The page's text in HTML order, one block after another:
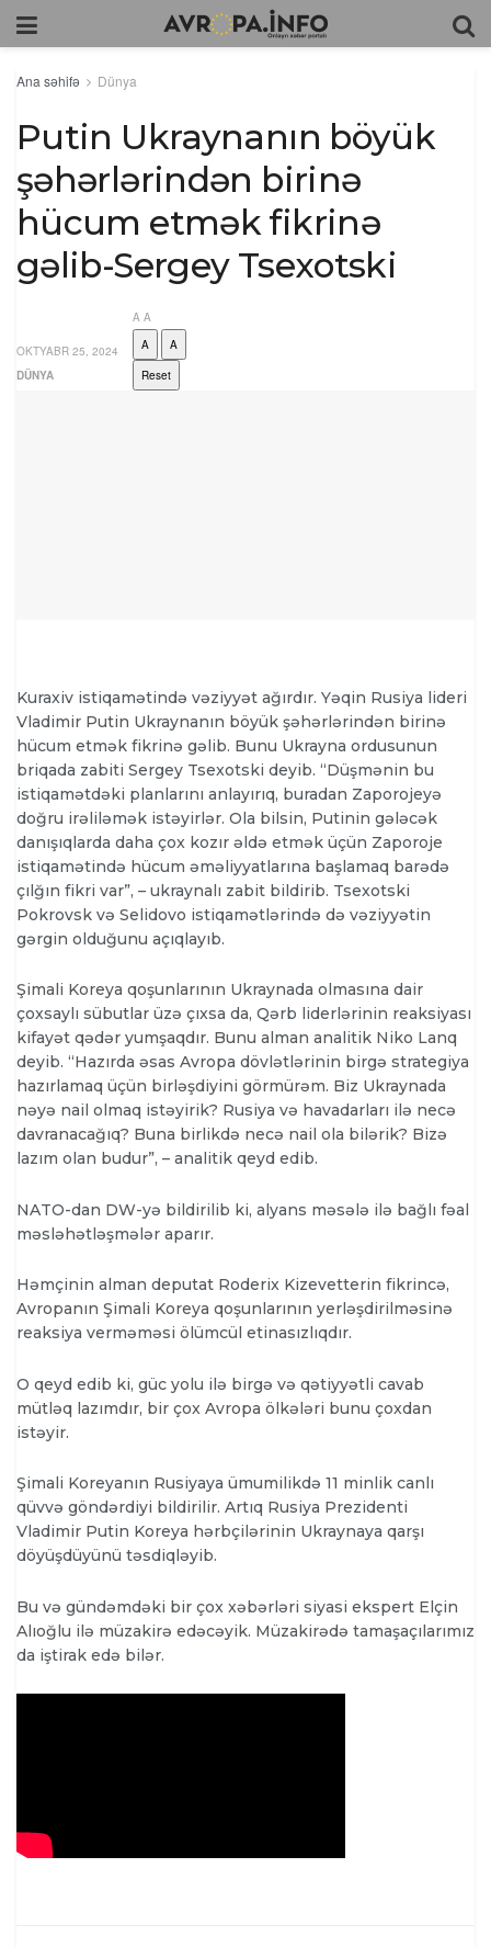
Ana səhifə Dünya
Putin Ukraynanın böyük
şəhərlərindən birinə
hücum etmək fikrinə
gəlib-Sergey Tsexotski
OKTYABR 25, 2024
DÜNYA
A A
A
A
Reset
Kuraxiv istiqamətində vəziyyət ağırdır. Yəqin Rusiya lideri
Vladimir Putin Ukraynanın böyük şəhərlərindən birinə
hücum etmək fikrinə gəlib. Bunu Ukrayna ordusunun
briqada zabiti Sergey Tsexotski deyib. “Düşmənin bu
istiqamətdəki planlarını anlayırıq, buradan Zaporojeyə
doğru irəliləmək istəyirlər. Ola bilsin, Putinin gələcək
danışıqlarda daha çox kozır əldə etmək üçün Zaporoje
istiqamətində hücum əməliyyatlarına başlamaq barədə
çılğın fikri var”, – ukraynalı zabit bildirib. Tsexotski
Pokrovsk və Selidovo istiqamətlərində də vəziyyətin
gərgin olduğunu açıqlayıb.
Şimali Koreya qoşunlarının Ukraynada olmasına dair
çoxsaylı sübutlar üzə çıxsa da, Qərb liderlərinin reaksiyası
kifayət qədər yumşaqdır. Bunu alman analitik Niko Lanq
deyib. “Hazırda əsas Avropa dövlətlərinin birgə strategiya
hazırlamaq üçün birləşdiyini görmürəm. Biz Ukraynada
nəyə nail olmaq istəyirik? Rusiya və havadarları ilə necə
davranacağıq? Buna birlikdə necə nail ola bilərik? Bizə
lazım olan budur”, – analitik qeyd edib.
NATO-dan DW-yə bildirilib ki, alyans məsələ ilə bağlı fəal
məsləhətləşmələr aparır.
Həmçinin alman deputat Roderix Kizevetterin fikrincə,
Avropanın Şimali Koreya qoşunlarının yerləşdirilməsinə
reaksiya verməməsi ölümcül etinasızlıqdır.
O qeyd edib ki, güc yolu ilə birgə və qətiyyətli cavab
mütləq lazımdır, bir çox Avropa ölkələri bunu çoxdan
istəyir.
Şimali Koreyanın Rusiyaya ümumilikdə 11 minlik canlı
qüvvə göndərdiyi bildirilir. Artıq Rusiya Prezidenti
Vladimir Putin Koreya hərbçilərinin Ukraynaya qarşı
döyüşdüyünü təsdiqləyib.
Bu və gündəmdəki bir çox xəbərləri siyasi ekspert Elçin
Alıoğlu ilə müzakirə edəcəyik. Müzakirədə tamaşaçılarımız
da iştirak edə bilər.